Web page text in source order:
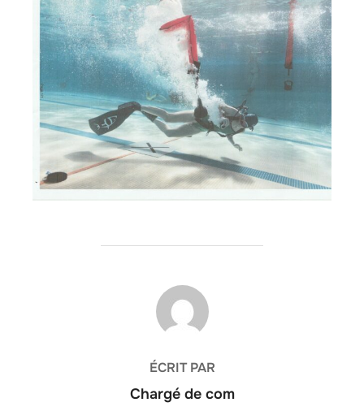
AUTEUR DE LA PUBLICATION
ÉCRIT PAR
Chargé de com